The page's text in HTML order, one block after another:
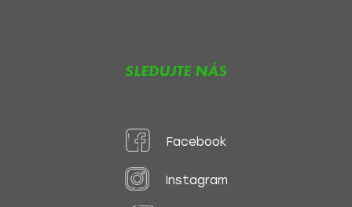
SLEDUJTE NÁS
Facebook
Instagram